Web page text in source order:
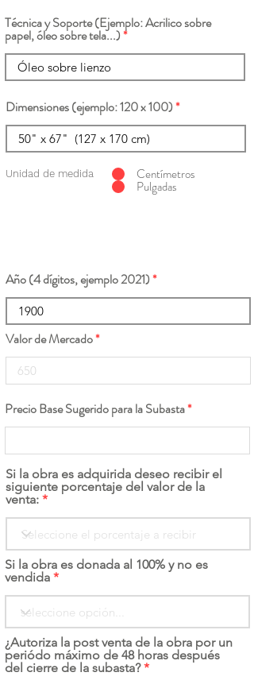
Técnica y Soporte (Ejemplo: Acrilico sobre
papel, óleo sobre tela...)
Dimensiones (ejemplo: 120 x 100)
Unidad de medida Centímetros
Pulgadas
Año (4 dígitos, ejemplo 2021)
Valor de Mercado
Precio Base Sugerido para la Subasta
Si la obra es adquirida deseo recibir el
siguiente porcentaje del valor de la
venta:
Si la obra es donada al 100% y no es
vendida
¿Autoriza la post venta de la obra por un
periódo máximo de 48 horas después
del cierre de la subasta?